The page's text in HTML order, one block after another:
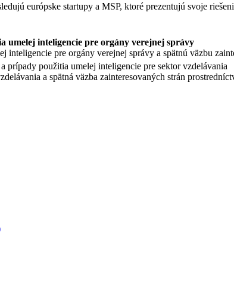
európske startupy a MSP, ktoré prezentujú svoje
inteligencie pre orgány verejnej správy
pre orgány verejnej správy a spätnú väzbu
prípady použitia umelej inteligencie pre sektor vzdelávania
a spätná väzba zainteresovaných strán